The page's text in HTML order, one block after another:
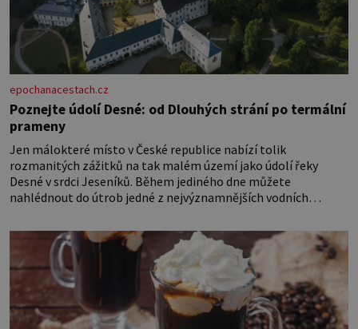
epochanacestach.cz
Poznejte údolí Desné: od Dlouhých strání po termální
prameny
Jen málokteré místo v České republice nabízí tolik
rozmanitých zážitků na tak malém území jako údolí řeky
Desné v srdci Jeseníků. Během jediného dne můžete
nahlédnout do útrob jedné z nejvýznamnějších vodních
koloběžce a den zakončit poznáváním památek ve Velkých
Losinách nebo v termálním